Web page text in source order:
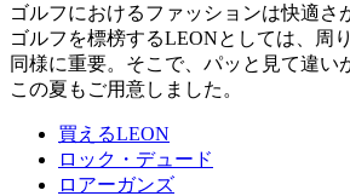
ゴルフにおけるファッションは快適さ
ゴルフを標榜するLEONとしては、周
同様に重要。そこで、パッと見て違い
この夏もご用意しました。
買えるLEON
ロック・デュード
ロアーガンズ